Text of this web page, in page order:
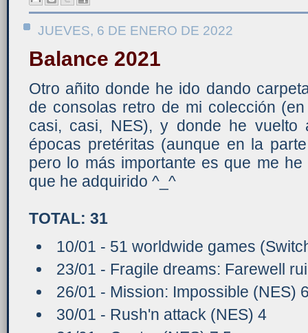
JUEVES, 6 DE ENERO DE 2022
Balance 2021
Otro añito donde he ido dando
de consolas retro de mi colección
casi, casi, NES), y donde he
épocas pretéritas (aunque en la
pero lo más importante es que me
que he adquirido ^_^
TOTAL: 31
10/01 - 51 worldwide games
23/01 - Fragile dreams: Farewell
26/01 - Mission: Impossible (NES)
30/01 - Rush'n attack (NES) 4